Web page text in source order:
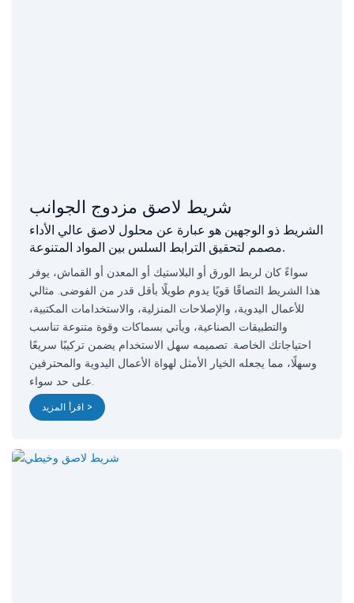
شريط لاصق مزدوج الجوانب
الشريط ذو الوجهين هو عبارة عن محلول لاصق عالي الأداء
مصمم لتحقيق الترابط السلس بين المواد المتنوعة.
سواءً كان لربط الورق أو البلاستيك أو المعدن أو القماش، يوفر
هذا الشريط التصاقًا قويًا يدوم طويلًا بأقل قدر من الفوضى. مثالي
للأعمال اليدوية، والإصلاحات المنزلية، والاستخدامات المكتبية،
والتطبيقات الصناعية، ويأتي بسماكات وقوة متنوعة تناسب
احتياجاتك الخاصة. تصميمه سهل الاستخدام يضمن تركيبًا سريعًا
وسهلًا، مما يجعله الخيار الأمثل لهواة الأعمال اليدوية والمحترفين
على حد سواء.
اقرأ المزيد >